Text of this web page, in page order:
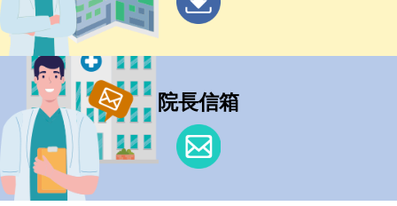
院長信箱